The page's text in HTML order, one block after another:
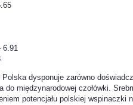
6.91
Polska dysponuje zarówno
do międzynarodowej czołówki.
potencjału polskiej wspinaczki